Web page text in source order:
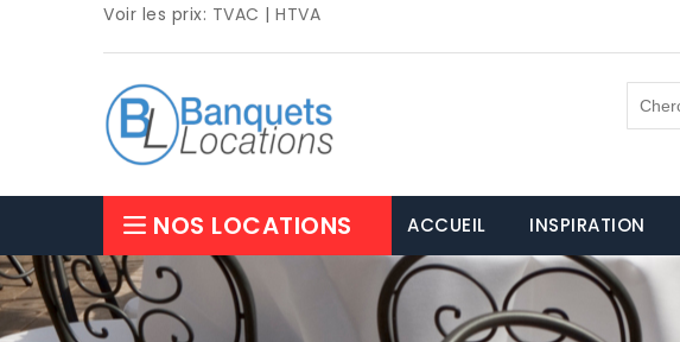
Voir les prix: TVAC | HTVA
NOS LOCATIONS ACCUEIL INSPIRATION